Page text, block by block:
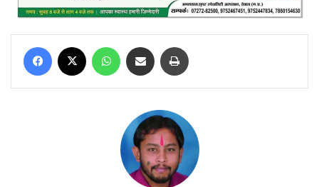
Facebook WhatsAppShare via Email